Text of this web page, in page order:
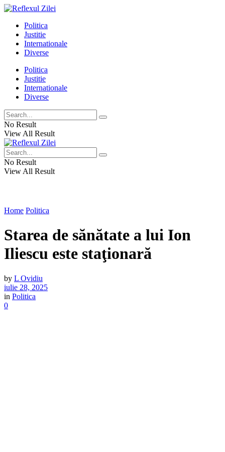
Politica
Justitie
Internationale
Diverse
Politica
Justitie
Internationale
Diverse
No Result
View All Result
No Result
View All Result
Home Politica
Starea de sănătate a lui Ion
Iliescu este staţionară
by L Ovidiu
iulie 28, 2025
in Politica
0